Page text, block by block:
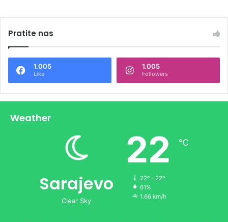
Pratite nas
1.005
Like
1.005
Followers
Weather
Sarajevo
Clear Sky
22 ℃
22º - 22º
61%
1.66 km/h